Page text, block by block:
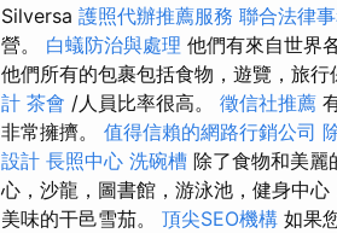
Silversa 護照代辦推薦服務 聯合法律
營。 白蟻防治與處理 他們有來自世界
他們所有的包裹包括食物，遊覽，旅行
計 茶會 /人員比率很高。 徵信社推薦
非常擁擠。 值得信賴的網路行銷公司
設計 長照中心 洗碗槽 除了食物和美麗
心，沙龍，圖書館，游泳池，健身中
美味的干邑雪茄。 頂尖SEO機構 如果